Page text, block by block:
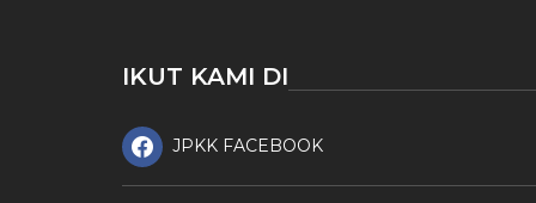
IKUT KAMI DI
JPKK FACEBOOK